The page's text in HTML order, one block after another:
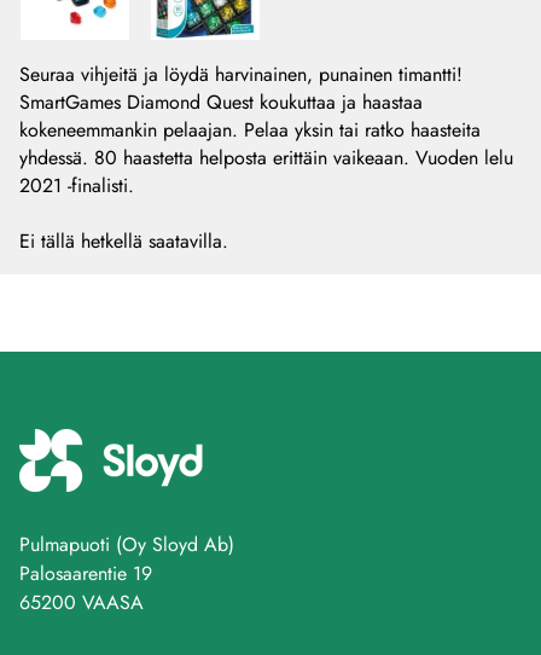
Seuraa vihjeitä ja löydä harvinainen, punainen timantti!
SmartGames Diamond Quest koukuttaa ja haastaa
kokeneemmankin pelaajan. Pelaa yksin tai ratko haasteita
yhdessä. 80 haastetta helposta erittäin vaikeaan. Vuoden lelu
2021 -finalisti.
Ei tällä hetkellä saatavilla.
Pulmapuoti (Oy Sloyd Ab)
Palosaarentie 19
65200 VAASA